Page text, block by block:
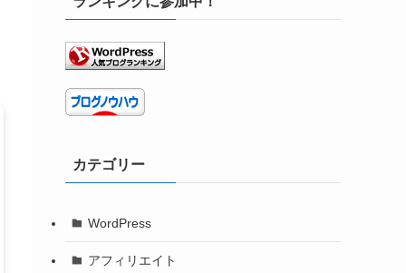
カテゴリー
WordPress
アフィリエイト